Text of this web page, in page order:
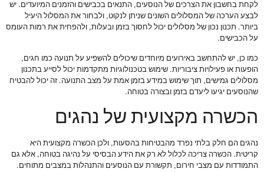
לקחת בחשבון את הצרכים של הנוסעים, התנאים בכבישים והזמנים המיועדים. יש
לבצע הערכה של המסלולים השונים שניתן לנקוט, ולבחור את המסלול היעיל
ביותר. תכנון נכון של מסלולים יכול לחסוך בזמן ובעלות, ולהפחית את רמות העומס
על הכבישים.
כמו כן, יש להתחשב באירועים מיוחדים שיכולים להשפיע על תנועה כמו חגים,
הופעות או פעילויות ציבוריות. שימוש בטכנולוגיות מתקדמות יכול לסייע בתכנון
מסלולים גמישים, תוך שימוש במידע בזמן אמת על מצב התנועה. זה יכול להבטיח
שהנוסעים יגיעו ליעדם בזמן ובצורה בטוחה.
הכשרה מקצועית של נהגים
נהגים הם חלק בלתי נפרד מהבטיחות בהסעות, ולכן הכשרה מקצועית היא
קריטית. הכשרה צריכה לכלול לא רק את הידע הבסיסי על נהיגה בטוחה, אלא גם
התמודדות עם מצבי חירום, תקשורת עם הנוסעים והתנהלות במצבים מתוחים.